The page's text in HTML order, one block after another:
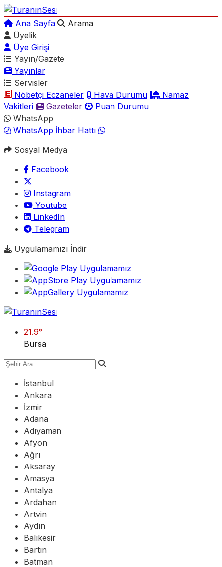
Ana Sayfa
Arama
Üyelik
Üye Girişi
Yayın/Gazete
Yayınlar
Servisler
Nöbetçi Eczaneler
Hava Durumu
Namaz
Vakitleri
Gazeteler
Puan Durumu
WhatsApp
WhatsApp İhbar Hattı
Sosyal Medya
Facebook
Instagram
Youtube
LinkedIn
Telegram
Uygulamamızı İndir
21.9°
Bursa
İstanbul
Ankara
İzmir
Adana
Adıyaman
Afyon
Ağrı
Aksaray
Amasya
Antalya
Ardahan
Artvin
Aydın
Balıkesir
Bartın
Batman